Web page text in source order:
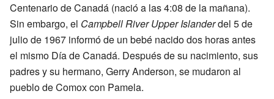
Centenario de Canadá (nació a las 4:08 de la mañana).
Sin embargo, el Campbell River Upper Islanderdel 5 de
julio de 1967 informó de un bebé nacido dos horas antes
el mismo Día de Canadá. Después de su nacimiento, sus
padres y su hermano, Gerry Anderson, se mudaron al
pueblo de Comox con Pamela.